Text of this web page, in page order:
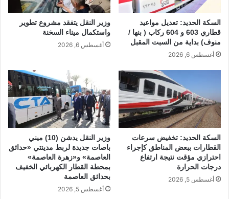
السكة الحديد: تعديل مواعيد
قطاري 603 و 604 ركاب ( بنها /
منوف) بداية من السبت المقبل
أغسطس 6, 2026
وزير النقل يتفقد مشروع تطوير
واستكمال ميناء السخنة
أغسطس 6, 2026
السكة الحديد: تخفيض سرعات
القطارات ببعض المناطق كإجراء
احترازي مؤقت نتيجة ارتفاع
درجات الحرارة
أغسطس 5, 2026
وزير النقل يدشن (10) ميني
باصات جديدة لربط مدينتي «حدائق
العاصمة» و«زهرة العاصمة»
بمحطة القطار الكهربائي الخفيف
بحدائق العاصمة
أغسطس 5, 2026